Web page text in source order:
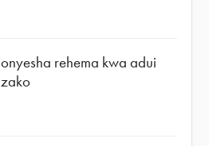
onyesha rehema kwa adui
zako